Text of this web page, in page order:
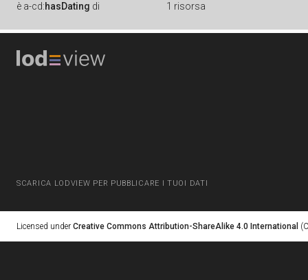
è a-cd:hasDating di 1 risorsa
SCARICA LODVIEW PER PUBBLICARE I TUOI DATI
Licensed under Creative Commons Attribution-ShareAlike 4.0 International